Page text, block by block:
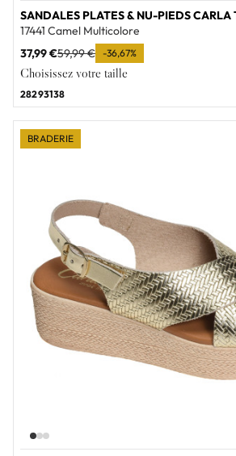
SANDALES PLATES & NU-PIEDS CARLA
17441 Camel Multicolore
37,99 €59,99 € -36,67%
Choisissez votre taille
28293138
BRADERIE